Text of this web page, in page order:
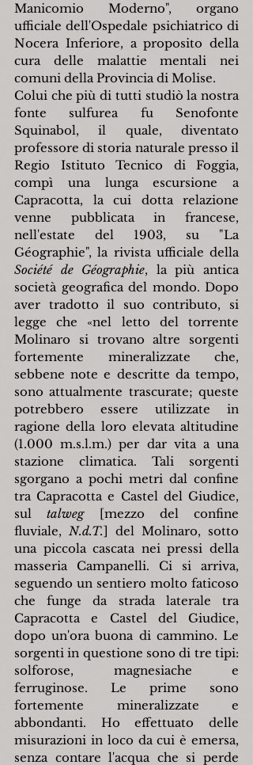
Manicomio Moderno", organo
ufficiale dell'Ospedale psichiatrico di
Nocera Inferiore, a proposito della
cura delle malattie mentali nei
comuni della Provincia di Molise.
Colui che più di tutti studiò la nostra
fonte sulfurea fu Senofonte
Squinabol, il quale, diventato
professore di storia naturale presso il
Regio Istituto Tecnico di Foggia,
compì una lunga escursione a
Capracotta, la cui dotta relazione
venne pubblicata in francese,
nell'estate del 1903, su "La
Géographie", la rivista ufficiale della
Société de Géographie, la più antica
società geografica del mondo. Dopo
aver tradotto il suo contributo, si
legge che «nel letto del torrente
Molinaro si trovano altre sorgenti
fortemente mineralizzate che,
sebbene note e descritte da tempo,
sono attualmente trascurate; queste
potrebbero essere utilizzate in
ragione della loro elevata altitudine
(1.000 m.s.l.m.) per dar vita a una
stazione climatica. Tali sorgenti
sgorgano a pochi metri dal confine
tra Capracotta e Castel del Giudice,
sul talweg [mezzo del confine
fluviale, N.d.T.] del Molinaro, sotto
una piccola cascata nei pressi della
masseria Campanelli. Ci si arriva,
seguendo un sentiero molto faticoso
che funge da strada laterale tra
Capracotta e Castel del Giudice,
dopo un'ora buona di cammino. Le
sorgenti in questione sono di tre tipi:
solforose, magnesiache e
ferruginose. Le prime sono
fortemente mineralizzate e
abbondanti. Ho effettuato delle
misurazioni in loco da cui è emersa,
senza contare l'acqua che si perde